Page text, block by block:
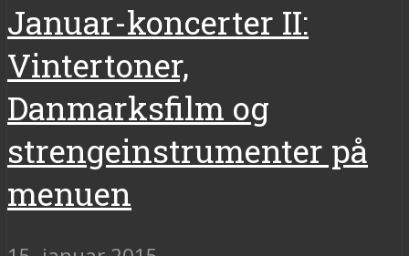
Januar-koncerter II:
Vintertoner,
Danmarksfilm og
strengeinstrumenter på
menuen